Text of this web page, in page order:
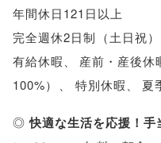
年間休日121日以上
完全週休2日制 （土日祝）
有給休暇、 産前・産後休
100%） 、 特別休暇、 夏
◎快適な生活を応援！手